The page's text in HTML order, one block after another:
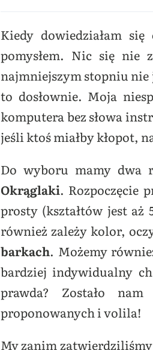
Kiedy dowiedziałam się
pomysłem. Nic się nie
najmniejszym stopniu nie
to dosłownie. Moja
komputera bez słowa
jeśli ktoś miałby kłopot,
Do wyboru mamy dwa
Okrąglaki. Rozpoczęcie
prosty (kształtów jest aż
również zależy kolor,
barkach. Możemy
bardziej indywidualny
prawda? Zostało
proponowanych i volila!
My zanim